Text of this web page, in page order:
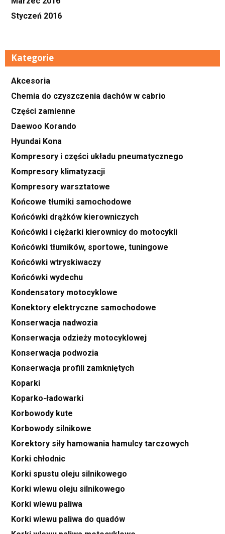
Styczeń 2016
Kategorie
Akcesoria
Chemia do czyszczenia dachów w cabrio
Części zamienne
Daewoo Korando
Hyundai Kona
Kompresory i części układu pneumatycznego
Kompresory klimatyzacji
Kompresory warsztatowe
Końcowe tłumiki samochodowe
Końcówki drążków kierowniczych
Końcówki i ciężarki kierownicy do motocykli
Końcówki tłumików, sportowe, tuningowe
Końcówki wtryskiwaczy
Końcówki wydechu
Kondensatory motocyklowe
Konektory elektryczne samochodowe
Konserwacja nadwozia
Konserwacja odzieży motocyklowej
Konserwacja podwozia
Konserwacja profili zamkniętych
Koparki
Koparko-ładowarki
Korbowody kute
Korbowody silnikowe
Korektory siły hamowania hamulcy tarczowych
Korki chłodnic
Korki spustu oleju silnikowego
Korki wlewu oleju silnikowego
Korki wlewu paliwa
Korki wlewu paliwa do quadów